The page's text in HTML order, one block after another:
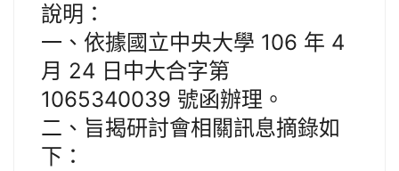
說明：
一、依據國立中央大學 106 年 4
月 24 日中大合字第
1065340039 號函辦理。
二、旨揭研討會相關訊息摘錄如
下：